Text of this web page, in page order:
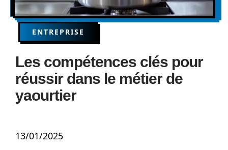
ENTREPRISE
Les compétences clés pour
réussir dans le métier de
yaourtier
13/01/2025